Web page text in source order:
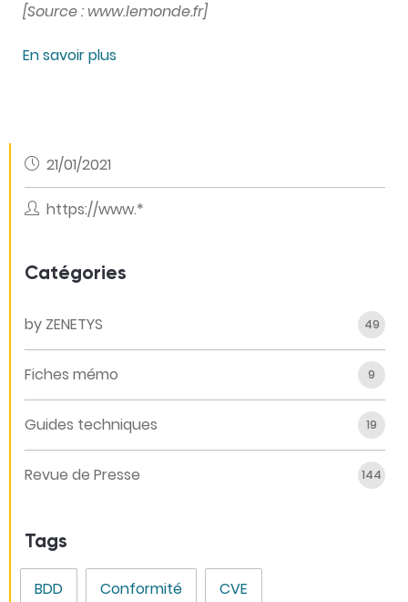
[Source : www.lemonde.fr]
En savoir plus
21/01/2021
https://www.*
Catégories
by ZENETYS 49
Fiches mémo 9
Guides techniques 19
Revue de Presse 144
Tags
BDD Conformité CVE